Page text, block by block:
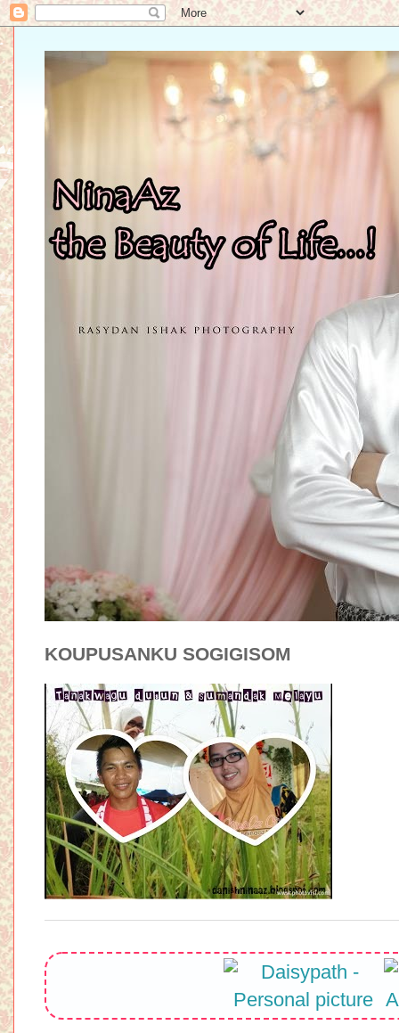
KOUPUSANKU SOGIGISOM